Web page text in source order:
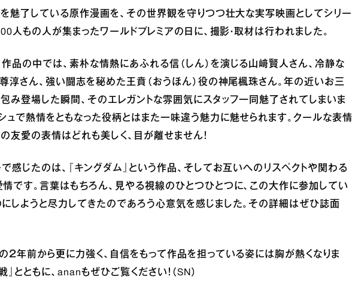
を魅了している原作漫画を、その世界観を守りつつ壮大な実写映画としてシリー
人もの人が集まったワールドプレミアの日に、撮影・取材は行われました。
品の中では、素朴な情熱にあふれる信（しん）を演じる山﨑賢人さん、冷静な
尊淳さん、強い闘志を秘めた王賁（おうほん）役の神尾楓珠さん。年の近いお三
み登場した瞬間、そのエレガントな雰囲気にスタッフ一同魅了されてしまいま
ュで熱情をともなった役柄とはまた一味違う魅力に魅せられます。クールな表情
友愛の表情はどれも美しく、目が離せません！
感じたのは、『キングダム』という作品、そしてお互いへのリスペクトや関わる
です。言葉はもちろん、見やる視線のひとつひとつに、この大作に参加してい
しようと尽力してきたのであろう心意気を感じました。その詳細はぜひ誌面
２年前から更に力強く、自信をもって作品を担っている姿には胸が熱くなりま
とともに、ananもぜひご覧ください！（SN）